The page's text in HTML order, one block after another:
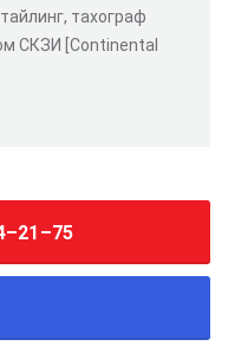
тахограф
СКЗИ [Continental